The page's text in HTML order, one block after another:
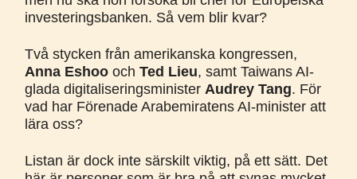
investeringsbanken. Så vem blir kvar?
Två stycken från amerikanska kongressen,
Anna Eshoo och Ted Lieu, samt Taiwans AI-
glada digitaliseringsminister Audrey Tang. För
vad har Förenade Arabemiratens AI-minister att
lära oss?
Listan är dock inte särskilt viktig, på ett sätt. Det